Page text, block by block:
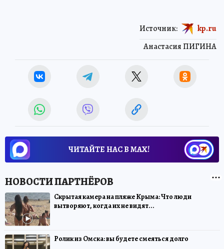
Анастасия ПИГИНА
Источник: kp.ru
ЧИТАЙТЕ НАС В МАХ!
Скрытая камера на пляже Крыма: Что люди
вытворяют, когда их не видят...
Ролик из Омска: вы будете смеяться долго